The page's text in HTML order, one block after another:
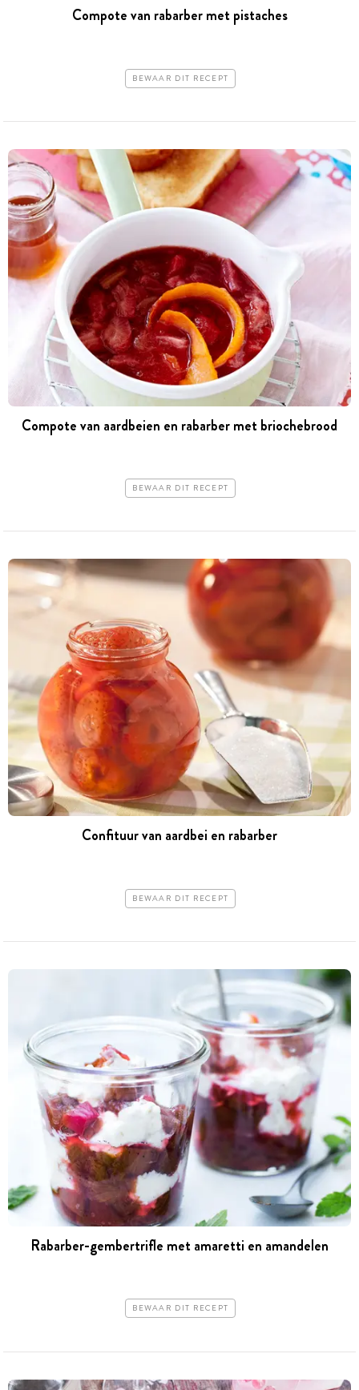
Compote van rabarber met pistaches
BEWAAR DIT RECEPT
Compote van aardbeien en rabarber met briochebrood
BEWAAR DIT RECEPT
Confituur van aardbei en rabarber
BEWAAR DIT RECEPT
Rabarber-gembertrifle met amaretti en amandelen
BEWAAR DIT RECEPT